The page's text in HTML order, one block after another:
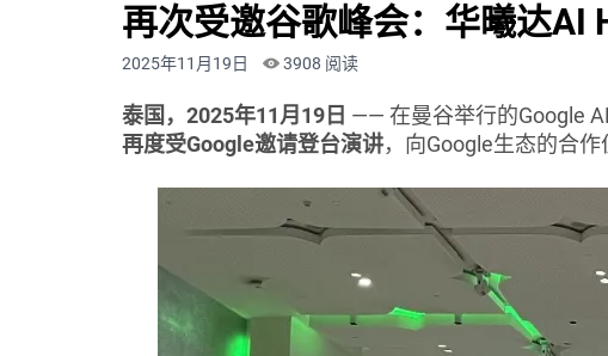
再次受邀谷歌峰会：华曦达AI
2025年11月19日 3908 阅读
泰国，2025年11月19日 —— 在曼谷举行的Google
再度受Google邀请登台演讲，向Google生态的合